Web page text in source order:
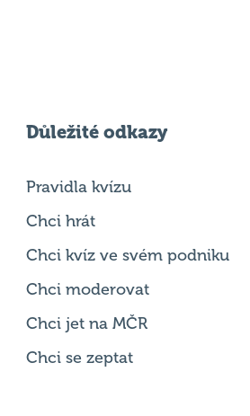
Důležité odkazy
Pravidla kvízu
Chci hrát
Chci kvíz ve svém podniku
Chci moderovat
Chci jet na MČR
Chci se zeptat